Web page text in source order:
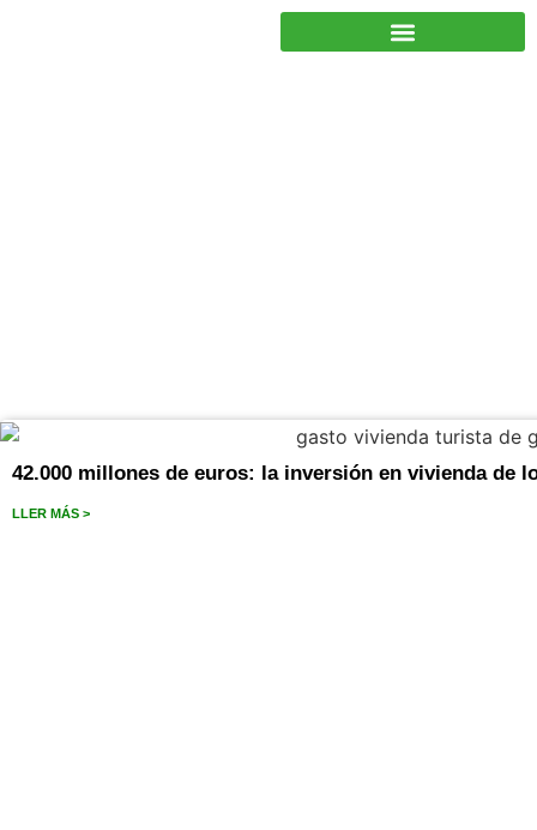
42.000 millones de euros: la inversión en vivienda de
LLER MÁS >